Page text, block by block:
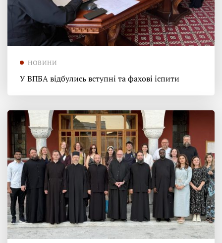
НОВИНИ
У ВПБА відбулись вступні та фахові іспити